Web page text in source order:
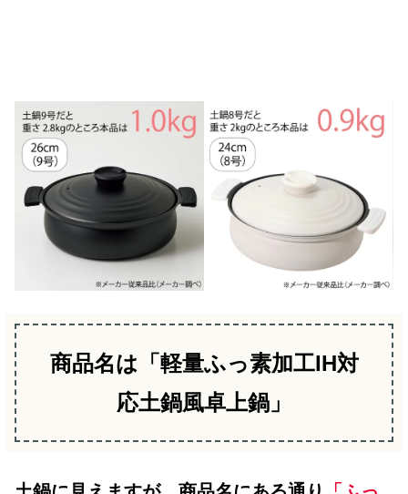
商品名は「軽量ふっ素加工IH対
応土鍋風卓上鍋」